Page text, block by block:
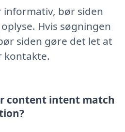
informativ, bør siden
Hvis søgningen
siden gøre det let at
kontakte.
content intent match